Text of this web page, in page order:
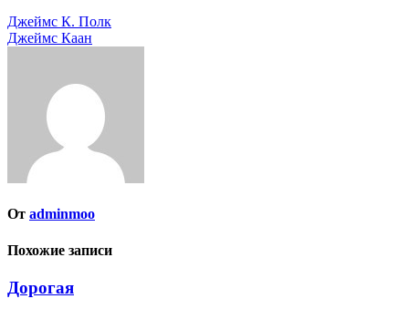
Навигация
по
Джеймс К. Полк
Джеймс Каан
От adminmoo
Похожие записи
Дорогая